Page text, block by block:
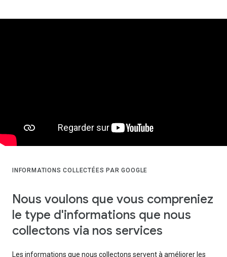
INFORMATIONS COLLECTÉES PAR GOOGLE
Nous voulons que vous compreniez
le type d'informations que nous
collectons via nos services
Les informations que nous collectons servent à améliorer les